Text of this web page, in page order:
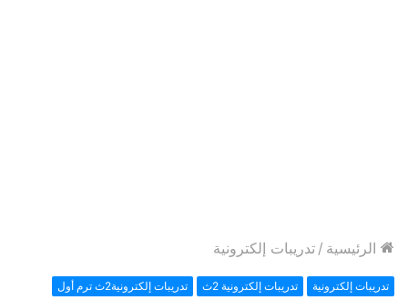
الرئيسية / تدريبات إلكترونية
تدريبات إلكترونية تدريبات إلكترونية 2ث تدريبات إلكترونية2ث ترم أول